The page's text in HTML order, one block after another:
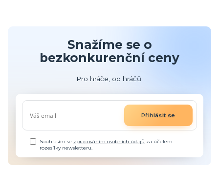
Snažíme se o
bezkonkurenční ceny
Pro hráče, od hráčů.
Přihlásit se
Souhlasím se zpracováním osobních údajů za účelem
rozesílky newsletteru.